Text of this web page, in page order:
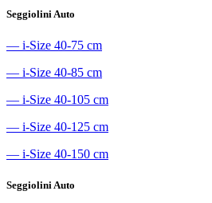
Seggiolini Auto
― i-Size 40-75 cm
― i-Size 40-85 cm
― i-Size 40-105 cm
― i-Size 40-125 cm
― i-Size 40-150 cm
Seggiolini Auto